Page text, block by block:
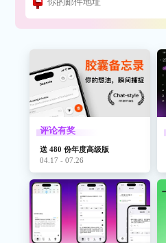
评论有奖
送 480 份年度高级版
04.17 - 07.26